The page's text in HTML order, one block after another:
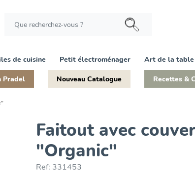
de cuisine Petit électroménager Art de la table
Pradel Nouveau Catalogue Recettes &
Faitout avec
"Organic"
Ref: 331453